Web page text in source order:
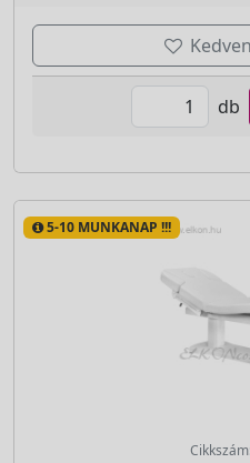
db
5-10 MUNKANAP !!!